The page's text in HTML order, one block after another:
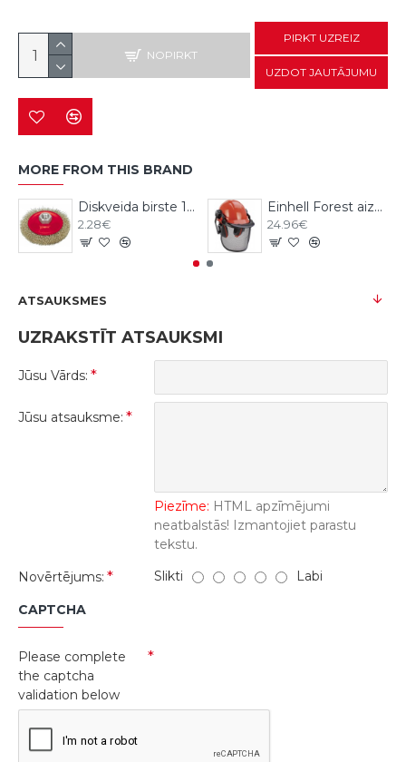
NOPIRKT
PIRKT UZREIZ
UZDOT JAUTĀJUMU
MORE FROM THIS BRAND
Diskveida birste 115mm, M14, Vorel
2.28€
Einhell Forest aizsargķivere ar austiņām
24.96€
ATSAUKSMES
UZRAKSTĪT ATSAUKSMI
Jūsu Vārds:
Jūsu atsauksme:
Piezīme: HTML apzīmējumi
neatbalstās! Izmantojiet parastu
tekstu.
Novērtējums:
Slikti Labi
CAPTCHA
Please complete
the captcha
validation below